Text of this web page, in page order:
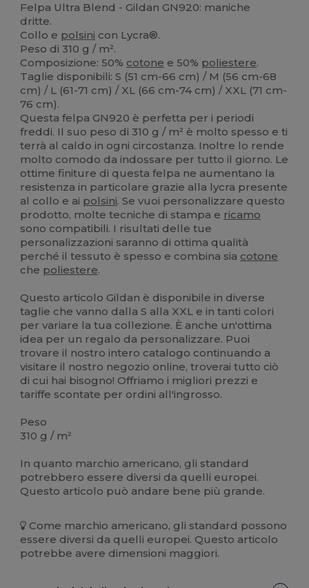
Felpa Ultra Blend - Gildan GN920: maniche
dritte.
Collo e polsini con Lycra®.
Peso di 310 g / m².
Composizione: 50% cotone e 50% poliestere.
Taglie disponibili: S (51 cm-66 cm) / M (56 cm-68
cm) / L (61-71 cm) / XL (66 cm-74 cm) / XXL (71 cm-
76 cm).
Questa felpa GN920 è perfetta per i periodi
freddi. Il suo peso di 310 g / m² è molto spesso e ti
terrà al caldo in ogni circostanza. Inoltre lo rende
molto comodo da indossare per tutto il giorno. Le
ottime finiture di questa felpa ne aumentano la
resistenza in particolare grazie alla lycra presente
al collo e ai polsini. Se vuoi personalizzare questo
prodotto, molte tecniche di stampa e ricamo
sono compatibili. I risultati delle tue
personalizzazioni saranno di ottima qualità
perché il tessuto è spesso e combina sia cotone
che poliestere.
Questo articolo Gildan è disponibile in diverse
taglie che vanno dalla S alla XXL e in tanti colori
per variare la tua collezione. È anche un'ottima
idea per un regalo da personalizzare. Puoi
trovare il nostro intero catalogo continuando a
visitare il nostro negozio online, troverai tutto ciò
di cui hai bisogno! Offriamo i migliori prezzi e
tariffe scontate per ordini all'ingrosso.
Peso
310 g / m²
In quanto marchio americano, gli standard
potrebbero essere diversi da quelli europei.
Questo articolo può andare bene più grande.
Come marchio americano, gli standard possono
essere diversi da quelli europei. Questo articolo
potrebbe avere dimensioni maggiori.